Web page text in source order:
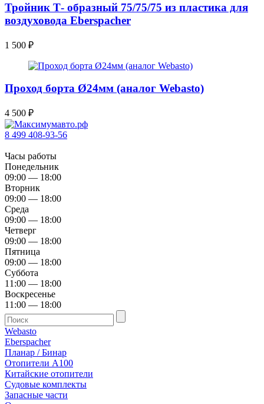
Тройник Т- образный 75/75/75 из пластика для
воздуховода Eberspacher
1 500 ₽
Проход борта Ø24мм (аналог Webasto)
4 500 ₽
8 499 408-93-56
Часы работы
Понедельник
09:00 — 18:00
Вторник
09:00 — 18:00
Среда
09:00 — 18:00
Четверг
09:00 — 18:00
Пятница
09:00 — 18:00
Суббота
11:00 — 18:00
Воскресенье
11:00 — 18:00
Webasto
Eberspacher
Планар / Бинар
Отопители А100
Китайские отопители
Судовые комплекты
Запасные части